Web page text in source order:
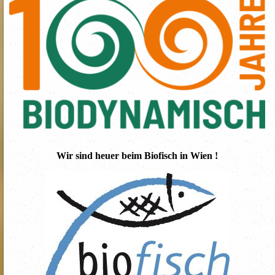
Wir sind heuer beim Biofisch in Wien !